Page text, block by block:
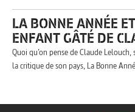
LA BONNE ANNÉE
ENFANT GÂTÉ DE
Quoi qu’on pense de Claude
la critique de son pays, La Bonne